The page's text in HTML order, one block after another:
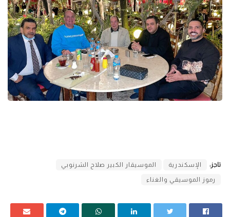
تاجز: الإسكندرية الموسيقار الكبير صلاح الشرنوبي
رموز الموسيقي والغناء